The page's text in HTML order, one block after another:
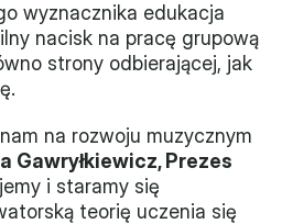
wyznacznika edukacja
nacisk na pracę grupową
strony odbierającej, jak
na rozwoju muzycznym
Gawryłkiewicz, Prezes
i staramy się
teorię uczenia się